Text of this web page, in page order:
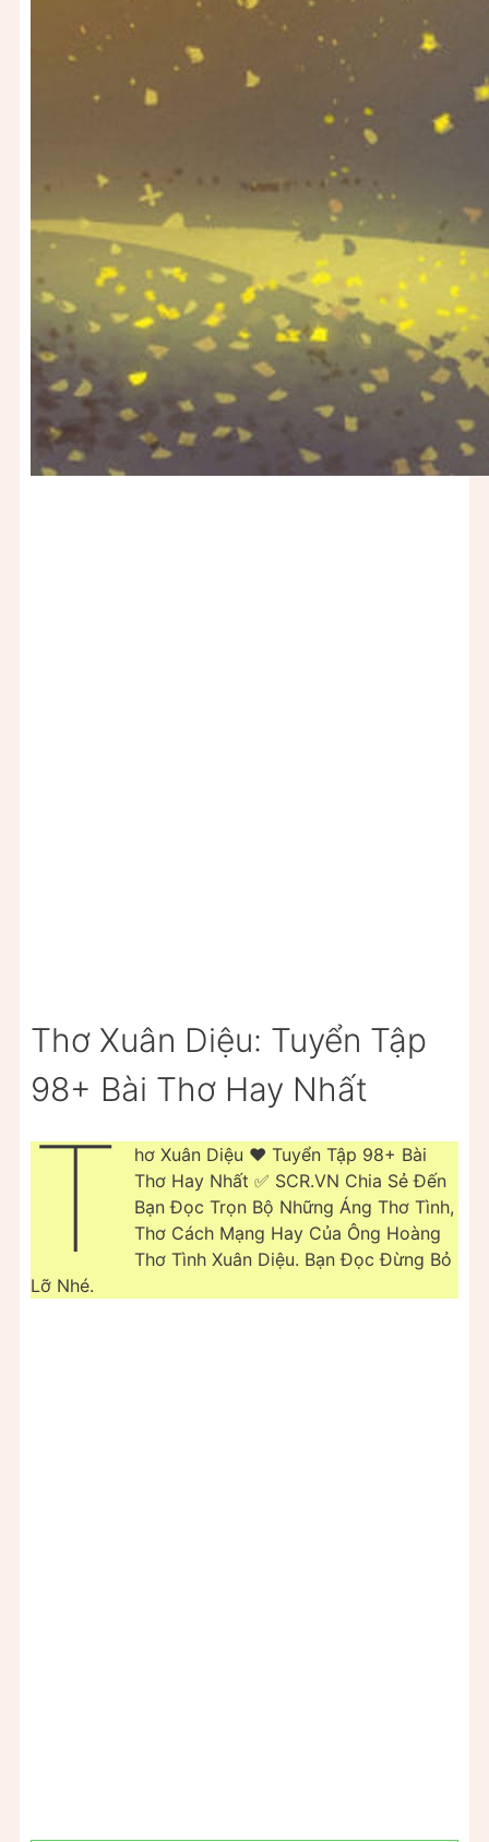
Thơ Xuân Diệu: Tuyển Tập
98+ Bài Thơ Hay Nhất
T
hơ Xuân Diệu ❤️ Tuyển Tập 98+ Bài
Thơ Hay Nhất ✅ SCR.VN Chia Sẻ Đến
Bạn Đọc Trọn Bộ Những Áng Thơ Tình,
Thơ Cách Mạng Hay Của Ông Hoàng
Thơ Tình Xuân Diệu. Bạn Đọc Đừng Bỏ
Lỡ Nhé.